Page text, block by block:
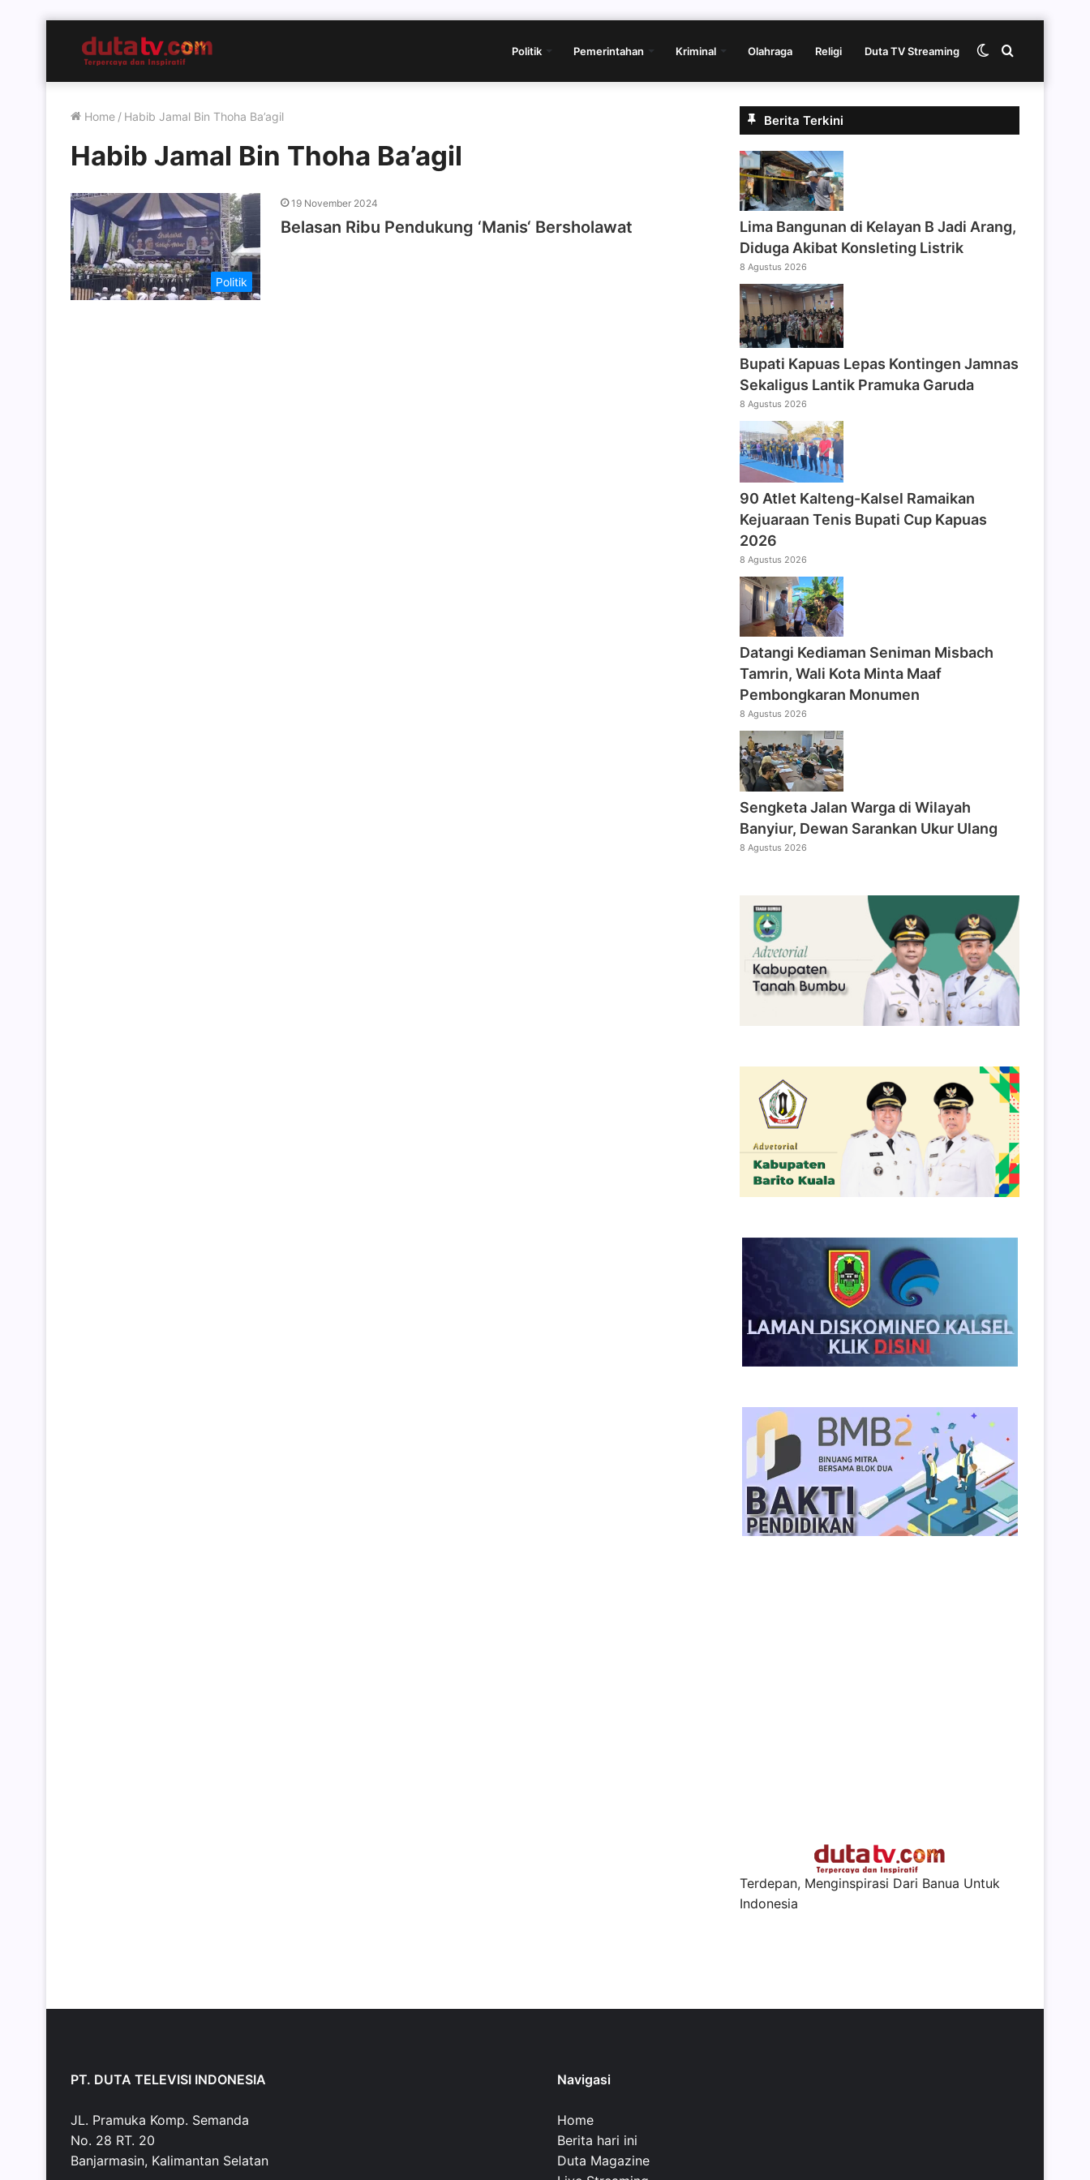
Politik Pemerintahan Kriminal Olahraga Religi Duta TV Streaming Cari
Switch
Home / Habib Jamal Bin Thoha Ba’agil
Habib Jamal Bin Thoha Ba’agil
Politik
19 November 2024
Belasan Ribu Pendukung ‘Manis‘ Bersholawat
Berita Terkini
Lima Bangunan di Kelayan B Jadi Arang,
Diduga Akibat Konsleting Listrik
8 Agustus 2026
Bupati Kapuas Lepas Kontingen Jamnas
Sekaligus Lantik Pramuka Garuda
8 Agustus 2026
90 Atlet Kalteng-Kalsel Ramaikan
Kejuaraan Tenis Bupati Cup Kapuas
2026
8 Agustus 2026
Datangi Kediaman Seniman Misbach
Tamrin, Wali Kota Minta Maaf
Pembongkaran Monumen
8 Agustus 2026
Sengketa Jalan Warga di Wilayah
Banyiur, Dewan Sarankan Ukur Ulang
8 Agustus 2026
Terdepan, Menginspirasi Dari Banua Untuk
Indonesia
PT. DUTA TELEVISI INDONESIA
JL. Pramuka Komp. Semanda
No. 28 RT. 20
Banjarmasin, Kalimantan Selatan
Navigasi
Home
Berita hari ini
Duta Magazine